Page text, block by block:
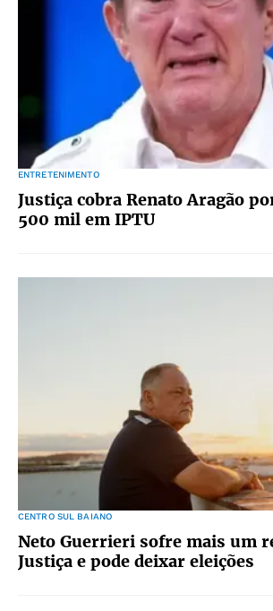
ENTRETENIMENTO
Justiça cobra Renato Aragão
500 mil em IPTU
CENTRO SUL BAIANO
Neto Guerrieri sofre mais um
Justiça e pode deixar eleições